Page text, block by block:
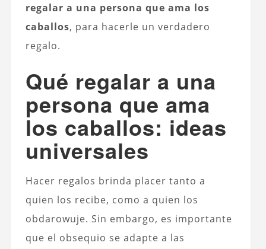
regalar a una persona que ama los
caballos, para hacerle un verdadero
regalo.
Qué regalar a una
persona que ama
los caballos: ideas
universales
Hacer regalos brinda placer tanto a
quien los recibe, como a quien los
obdarowuje. Sin embargo, es importante
que el obsequio se adapte a las